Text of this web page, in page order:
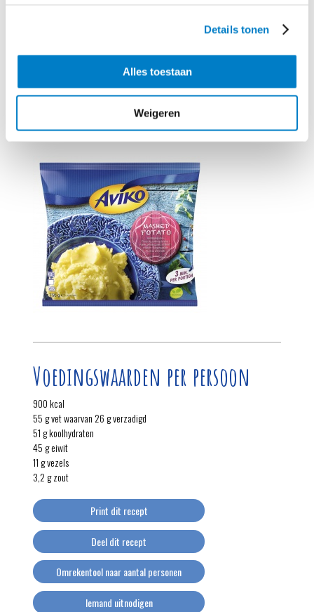
Details tonen
Alles toestaan
Weigeren
kipfilet, sperziebonen, satésaus en aardappelpuree.
Benodigd product
Voedingswaarden per persoon
900 kcal
55 g vet waarvan 26 g verzadigd
51 g koolhydraten
45 g eiwit
11 g vezels
3,2 g zout
Print dit recept
Deel dit recept
Omrekentool naar aantal personen
Iemand uitnodigen